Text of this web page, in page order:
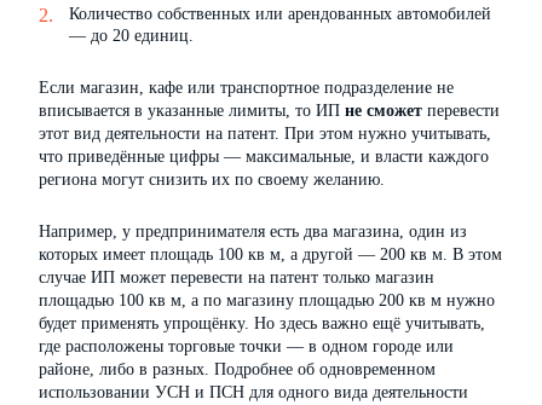
Количество собственных или арендованных автомобилей
— до 20 единиц.
Если магазин, кафе или транспортное подразделение не
вписывается в указанные лимиты, то ИП не сможет перевести
этот вид деятельности на патент. При этом нужно учитывать,
что приведённые цифры — максимальные, и власти каждого
региона могут снизить их по своему желанию.
Например, у предпринимателя есть два магазина, один из
которых имеет площадь 100 кв м, а другой — 200 кв м. В этом
случае ИП может перевести на патент только магазин
площадью 100 кв м, а по магазину площадью 200 кв м нужно
будет применять упрощёнку. Но здесь важно ещё учитывать,
где расположены торговые точки — в одном городе или
районе, либо в разных. Подробнее об одновременном
использовании УСН и ПСН для одного вида деятельности